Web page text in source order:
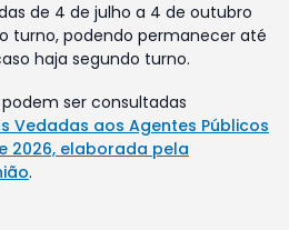
de 4 de julho a 4 de outubro
turno, podendo permanecer até
haja segundo turno.
ser consultadas
Vedadas aos Agentes Públicos
2026, elaborada pela
.